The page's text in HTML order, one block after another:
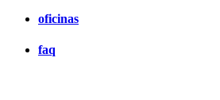
oficinas
faq